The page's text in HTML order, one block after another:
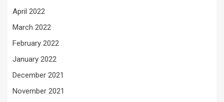
April 2022
March 2022
February 2022
January 2022
December 2021
November 2021